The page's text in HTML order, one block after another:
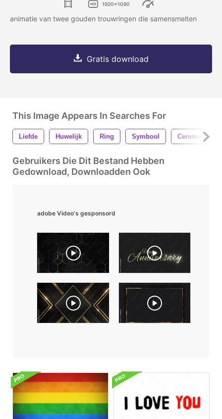
1920x1080
animatie van twee gouden trouwringen die samensmelten
Gratis download
This Image Appears In Searches For
Liefde Huwelijk Ring Symbool Ceremonie
Gebruikers Die Dit Bestand Hebben
Gedownload, Downloadden Ook
adobe Video's gesponsord